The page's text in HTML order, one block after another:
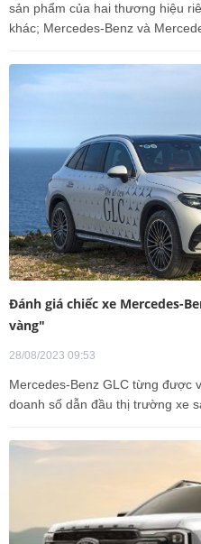
sản phẩm của hai thương hiệu
khác; Mercedes-Benz và
Đánh giá chiếc xe Mercedes-
vàng"
28/08/2023 09:53
Mercedes-Benz GLC từng được
doanh số dẫn đầu thị trường xe